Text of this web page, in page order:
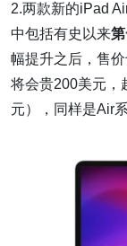
2.两款新的iPad
中包括有史以来
幅提升之后，售
将会贵200美元，
元），同样是Air